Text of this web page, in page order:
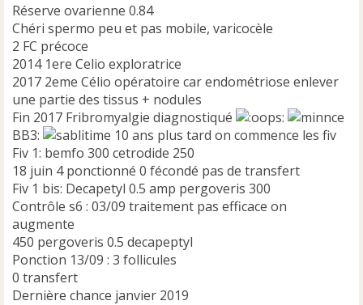
Réserve ovarienne 0.84
Chéri spermo peu et pas mobile, varicocèle
2 FC précoce
2014 1ere Celio exploratrice
2017 2eme Célio opératoire car endométriose enlever
une partie des tissus + nodules
Fin 2017 Fribromyalgie diagnostiqué
BB3:
10 ans plus tard on commence les fiv
Fiv 1: bemfo 300 cetrodide 250
18 juin 4 ponctionné 0 fécondé pas de transfert
Fiv 1 bis: Decapetyl 0.5 amp pergoveris 300
Contrôle s6 : 03/09 traitement pas efficace on
augmente
450 pergoveris 0.5 decapeptyl
Ponction 13/09 : 3 follicules
0 transfert
Dernière chance janvier 2019